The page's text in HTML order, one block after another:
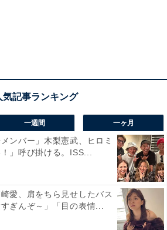
一週間 一ヶ月
ンバー」木梨憲武、ヒロミ
」呼び掛ける。ISS...
崎愛、肩をちら見せしたバス
ぎんぞ～」「目の表情...